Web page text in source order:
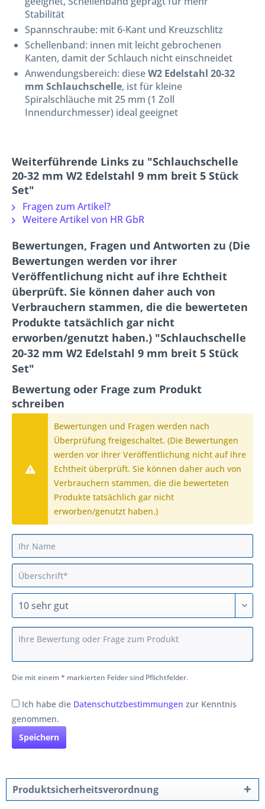
Stabilität
Spannschraube: mit 6-Kant und Kreuzschlitz
Schellenband: innen mit leicht gebrochenen
Kanten, damit der Schlauch nicht einschneidet
Anwendungsbereich: dieseW2 Edelstahl 20-32
mm Schlauchschelle, ist für kleine
Spiralschläuche mit 25 mm (1 Zoll
Innendurchmesser) ideal geeignet
Weiterführende Links zu "Schlauchschelle
20-32 mm W2 Edelstahl 9 mm breit 5 Stück
Set"
Fragen zum Artikel?
Weitere Artikel von HR GbR
Bewertungen, Fragen und Antworten zu (Die
Bewertungen werden vor ihrer
Veröffentlichung nicht auf ihre Echtheit
überprüft. Sie können daher auch von
Verbrauchern stammen, die die bewerteten
Produkte tatsächlich gar nicht
erworben/genutzt haben.) "Schlauchschelle
20-32 mm W2 Edelstahl 9 mm breit 5 Stück
Set"
Bewertung oder Frage zum Produkt
schreiben
Bewertungen und Fragen werden nach
Überprüfung freigeschaltet. (Die Bewertungen
werden vor ihrer Veröffentlichung nicht auf ihre
Echtheit überprüft. Sie können daher auch von
Verbrauchern stammen, die die bewerteten
Produkte tatsächlich gar nicht
erworben/genutzt haben.)
Die mit einem * markierten Felder sind Pflichtfelder.
Ich habe die Datenschutzbestimmungen zur Kenntnis
genommen.
Speichern
Produktsicherheitsverordnung